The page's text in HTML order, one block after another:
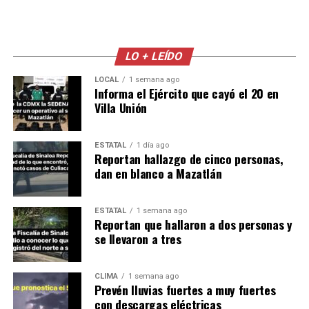
LO + LEÍDO
LOCAL 1 semana ago
Informa el Ejército que cayó el 20 en
Villa Unión
ESTATAL 1 día ago
Reportan hallazgo de cinco personas,
dan en blanco a Mazatlán
ESTATAL 1 semana ago
Reportan que hallaron a dos personas y
se llevaron a tres
CLIMA 1 semana ago
Prevén lluvias fuertes a muy fuertes
con descargas eléctricas